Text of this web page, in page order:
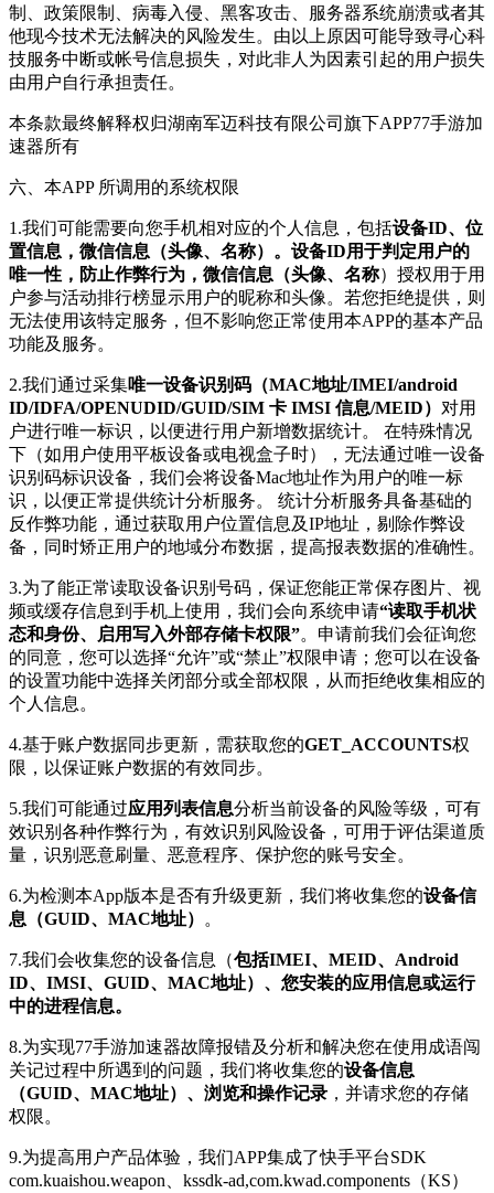
制、政策限制、病毒入侵、黑客攻击、服务器系统崩溃或者其
他现今技术无法解决的风险发生。由以上原因可能导致寻心科
技服务中断或帐号信息损失，对此非人为因素引起的用户损失
由用户自行承担责任。
本条款最终解释权归湖南军迈科技有限公司旗下APP77手游加
速器所有
六、本APP 所调用的系统权限
1.我们可能需要向您手机相对应的个人信息，包括设备ID、位
置信息，微信信息（头像、名称）。设备ID用于判定用户的
唯一性，防止作弊行为，微信信息（头像、名称）授权用于用
户参与活动排行榜显示用户的昵称和头像。若您拒绝提供，则
无法使用该特定服务，但不影响您正常使用本APP的基本产品
功能及服务。
2.我们通过采集唯一设备识别码（MAC地址/IMEI/android
ID/IDFA/OPENUDID/GUID/SIM 卡 IMSI 信息/MEID） 对用
户进行唯一标识，以便进行用户新增数据统计。 在特殊情况
下（如用户使用平板设备或电视盒子时），无法通过唯一设备
识别码标识设备，我们会将设备Mac地址作为用户的唯一标
识，以便正常提供统计分析服务。 统计分析服务具备基础的
反作弊功能，通过获取用户位置信息及IP地址，剔除作弊设
备，同时矫正用户的地域分布数据，提高报表数据的准确性。
3.为了能正常读取设备识别号码，保证您能正常保存图片、视
频或缓存信息到手机上使用，我们会向系统申请“读取手机状
态和身份、启用写入外部存储卡权限”。申请前我们会征询您
的同意，您可以选择“允许”或“禁止”权限申请；您可以在设备
的设置功能中选择关闭部分或全部权限，从而拒绝收集相应的
个人信息。
4.基于账户数据同步更新，需获取您的GET_ACCOUNTS权
限，以保证账户数据的有效同步。
5.我们可能通过应用列表信息分析当前设备的风险等级，可有
效识别各种作弊行为，有效识别风险设备，可用于评估渠道质
量，识别恶意刷量、恶意程序、保护您的账号安全。
6.为检测本App版本是否有升级更新，我们将收集您的设备信
息（GUID、MAC地址）
。
7.我们会收集您的设备信息（包括IMEI、MEID、Android
ID、IMSI、GUID、MAC地址）、您安装的应用信息或运行
中的进程信息。
8.为实现77手游加速器故障报错及分析和解决您在使用成语闯
关记过程中所遇到的问题，我们将收集您的设备信息
（GUID、MAC地址）、浏览和操作记录 ，并请求您的存储
权限。
9.为提高用户产品体验，我们APP集成了快手平台SDK
com.kuaishou.weapon、kssdk-ad,com.kwad.components（KS）